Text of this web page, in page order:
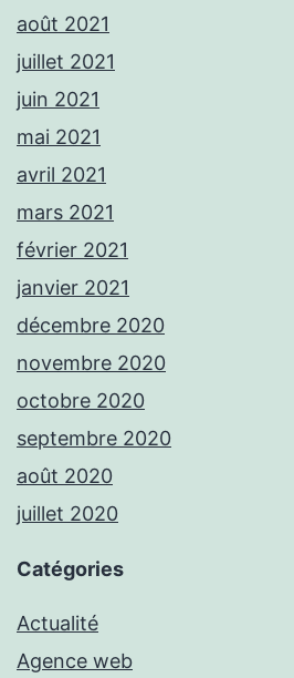
août 2021
juillet 2021
juin 2021
mai 2021
avril 2021
mars 2021
février 2021
janvier 2021
décembre 2020
novembre 2020
octobre 2020
septembre 2020
août 2020
juillet 2020
Catégories
Actualité
Agence web